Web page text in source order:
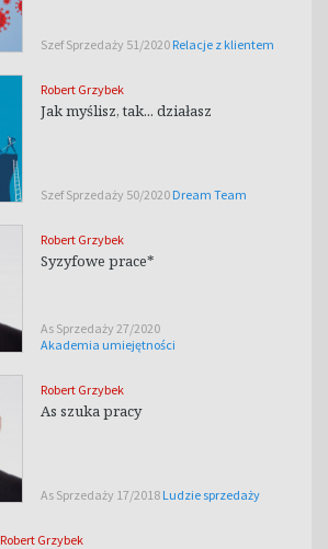
Szef Sprzedaży 51/2020 Relacje z klientem
Robert Grzybek
Jak myślisz, tak... działasz
Szef Sprzedaży 50/2020 Dream Team
Robert Grzybek
Syzyfowe prace*
As Sprzedaży 27/2020
Akademia umiejętności
Robert Grzybek
As szuka pracy
As Sprzedaży 17/2018 Ludzie sprzedaży
Robert Grzybek